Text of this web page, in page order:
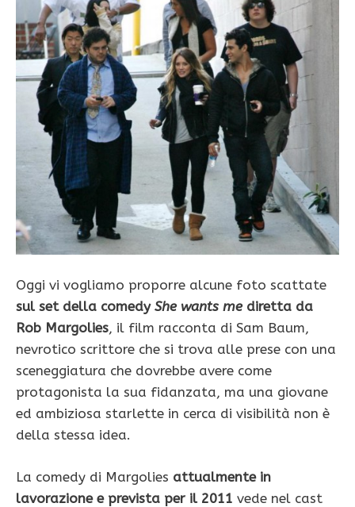
Oggi vi vogliamo proporre alcune foto scattate
sul set della comedy She wants me diretta da
Rob Margolies, il film racconta di Sam Baum,
nevrotico scrittore che si trova alle prese con una
sceneggiatura che dovrebbe avere come
protagonista la sua fidanzata, ma una giovane
ed ambiziosa starlette in cerca di visibilità non è
della stessa idea.
La comedy di Margolies attualmente in
lavorazione e prevista per il 2011 vede nel cast